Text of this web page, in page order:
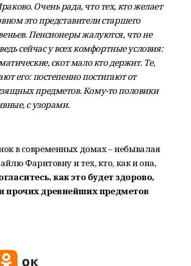
Очень рада, что тех, кто желает
это представители старшего
Пенсионеры жалуются, что не
сейчас у всех комфортные условия:
скот мало кто держит. Те,
его: постепенно постигают от
предметов. Кому-то половики
с узорами.
в современных домах – небывалая
Фаритовну и тех, кто, как и она,
как это будет здорово,
прочих древнейших предметов